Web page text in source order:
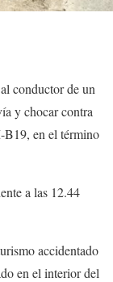
conductor de un
y chocar contra
B19, en el término
a las 12.44
accidentado
en el interior del